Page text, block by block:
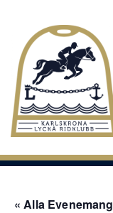
« Alla Evenemang